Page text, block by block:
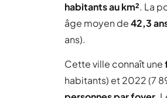
habitants au km². La
âge moyen de42,3
ans).
Cette ville connaît une
habitants) et 2022 (7